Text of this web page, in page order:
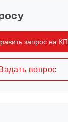
запрос на КП
вопрос